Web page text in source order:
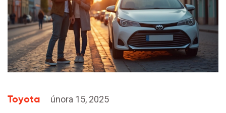
Toyota února 15, 2025